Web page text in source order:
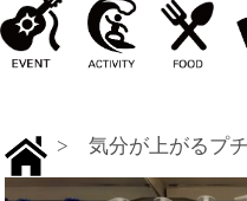
> 気分が上がるプ